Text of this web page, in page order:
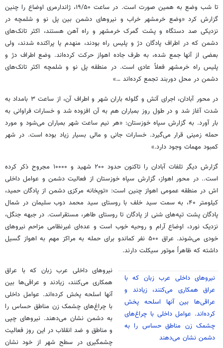
تا شب وضع به همین صورت است. در ساعت ۱۹/۵۰، ژاندارمری اوضاع را چنین
گزارش کرد «وضع خرمشهر خراب و نیروهای دشمن بین پل نو و شلمچه در
نزدیکی صد دستگاه و پشت گمرک خرمشهر و راه آهن هستند، اکثر تانک‌های
دشمن که در اطراف پادگان دژ و پلیس راه بودند، منهدم یا پراکنده شدند، ولی
بعضی از آنها جمع شده، به طرف جاده اهواز حرکت کرده‌اند. وضع اطراف دژ و
پلیس راه خرمشهر فعلاً عادی است. در منطقه پل نو و شلمچه اکثر تانک‌های
دشمن در محل دوربند تجمع کرده‌اند …»
در محور آبادان، اجرای آتش و گلوله باران شهر و اطراف آن، از ساعت ۳ بامداد به
شدت آغاز شد و در طول روز بمباران هم به آن افزوده شد و خسارات فراوانی به
بار آورد. به گزارش سپاه خوزستان: «هر نیم ساعت شهر بمباران می‌شود و مورد
حمله زمینی قرار می‌گیرد. خسارات جانی و مالی بسیار زیاد بوده است. در شهر
کمبود مهمات وجود دارد.»
گزارش دیگر تلفات آبادان را تاکنون حدود ۲۰۰ شهید و ۱۰۰۰۰ مجروح ذکر کرده
است.. در محور اهواز، گزارش سپاه خوزستان از فعالیت دشمن و عوامل داخلی
اش در منطقه عمومی اهواز چنین است: «توپخانه مرکزی دشمن از پادگان حمید،
کیلومتر ۴۰، به سمت سید خلف با روستای سید محمد دوب سلیمان در شمال
پادگان پشت تپه‌های شنی از پادگان تا روستای طاهر، مستقراست. در جبهه جنگل،
نزدیک نورد، اوضاع آرام و روحیه خوب است و عده‌ای غیرنظامی مزاحم نیروهای
خودی می‌شوند. عراق ۵۰۰ نفر کماندو برای حمله به مراکز مهم به اهواز گسیل
داشته که ظاهراً موتور سیکلت دارند.
نیروهای داخلی عرب زبان که با
عراق همکاری می‌کنند، زیادند و
عراقی‌ها بین آنها اسلحه پخش
کرده‌اند. عوامل داخلی با چراغ‌های
چشمک زن مناطق حساس را به
دشمن نشان می‌دهند
نیروهای داخلی عرب زبان که با عراق
همکاری می‌کنند، زیادند و عراقی‌ها بین
آنها اسلحه پخش کرده‌اند. عوامل داخلی
با چراغ‌های چشمک زن مناطق حساس را
به دشمن نشان می‌دهند. نیروهای چپی
و مناطق و ضد انقلاب در این روز فعالیت
چشمگیری در سطح شهر از خود نشان